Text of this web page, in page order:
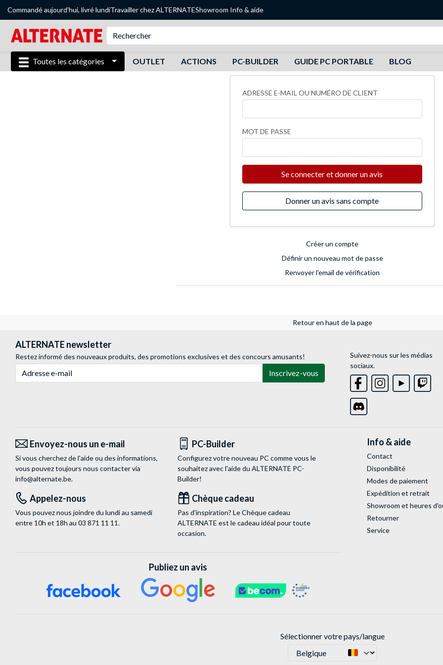
Commandé aujourd'hui, livré lundiTravailler chez ALTERNATEShowroom Info & aide
Toutes les catégories OUTLET ACTIONS PC-BUILDER GUIDE PC PORTABLE BLOG
ADRESSE E-MAIL OU NUMÉRO DE CLIENT
MOT DE PASSE
Se connecter et donner un avis
Donner un avis sans compte
Créer un compte
Définir un nouveau mot de passe
Renvoyer l'email de vérification
Retour en haut de la page
ALTERNATE newsletter
Restez informé des nouveaux produits, des promotions exclusives et des concours amusants!
Inscrivez-vous
Suivez-nous sur les médias
sociaux.
Envoyez-nous un e-mail
Si vous cherchez de l'aide ou des informations,
vous pouvez toujours nous contacter via
info@alternate.be.
PC-Builder
Configurez votre nouveau PC comme vous le
souhaitez avec l'aide du ALTERNATE PC-
Builder!
Appelez-nous
Vous pouvez nous joindre du lundi au samedi
entre 10h et 18h au 03 871 11 11.
Chèque cadeau
Pas d'inspiration? Le Chèque cadeau
ALTERNATE est le cadeau idéal pour toute
occasion.
Info & aide
Contact
Disponibilité
Modes de paiement
Expédition et retrait
Showroom et heures
Retourner
Service
Publiez un avis
Sélectionner votre pays/langue